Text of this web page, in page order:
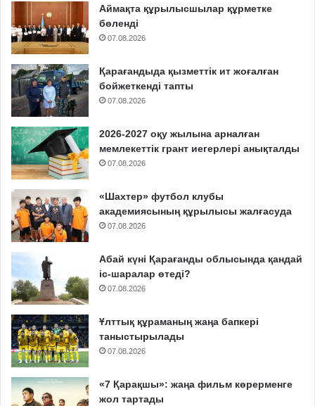
Аймақта құрылысшылар құрметке
бөленді
07.08.2026
Қарағандыда қызметтік ит жоғалған
бойжеткенді тапты
07.08.2026
2026-2027 оқу жылына арналған
мемлекеттік грант иегерлері анықталды
07.08.2026
«Шахтер» футбол клубы
академиясының құрылысы жалғасуда
07.08.2026
Абай күні Қарағанды облысында қандай
іс-шаралар өтеді?
07.08.2026
Ұлттық құраманың жаңа бапкері
таныстырылады
07.08.2026
«7 Қарақшы»: жаңа фильм көрерменге
жол тартады